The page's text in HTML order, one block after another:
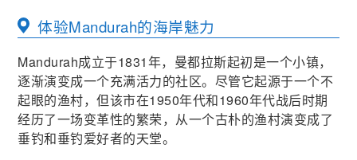
体验Mandurah的海岸魅力
Mandurah成立于1831年，曼都拉斯起初是一个小镇，
逐渐演变成一个充满活力的社区。尽管它起源于一个不
起眼的渔村，但该市在1950年代和1960年代战后时期
经历了一场变革性的繁荣，从一个古朴的渔村演变成了
垂钓和垂钓爱好者的天堂。